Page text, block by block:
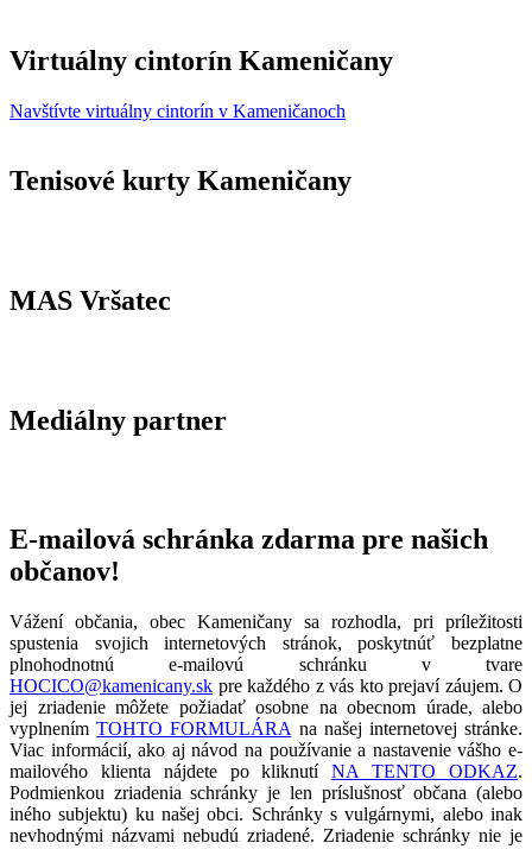
Virtuálny cintorín Kameničany
Navštívte virtuálny cintorín v Kameničanoch
Tenisové kurty Kameničany
MAS Vršatec
Mediálny partner
E-mailová schránka zdarma pre našich
občanov!
Vážení občania, obec Kameničany sa rozhodla, pri príležitosti
spustenia svojich internetových stránok, poskytnúť bezplatne
plnohodnotnú e-mailovú schránku v tvare
HOCICO@kamenicany.sk pre každého z vás kto prejaví záujem. O
jej zriadenie môžete požiadať osobne na obecnom úrade, alebo
vyplnenímTOHTO FORMULÁRA na našej internetovej stránke.
Viac informácií, ako aj návod na používanie a nastavenie vášho e-
mailového klienta nájdete po kliknutíNA TENTO ODKAZ.
Podmienkou zriadenia schránky je len príslušnosť občana (alebo
iného subjektu) ku našej obci. Schránky s vulgárnymi, alebo inak
nevhodnými názvami nebudú zriadené. Zriadenie schránky nie je